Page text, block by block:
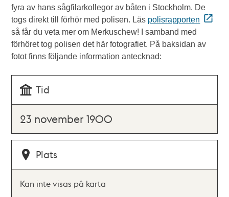
fyra av hans sågfilarkollegor av båten i Stockholm. De
togs direkt till förhör med polisen. Läs polisrapporten
så får du veta mer om Merkuschew! I samband med
förhöret tog polisen det här fotografiet. På baksidan av
fotot finns följande information antecknad:
Tid
23 november 1900
Plats
Kan inte visas på karta